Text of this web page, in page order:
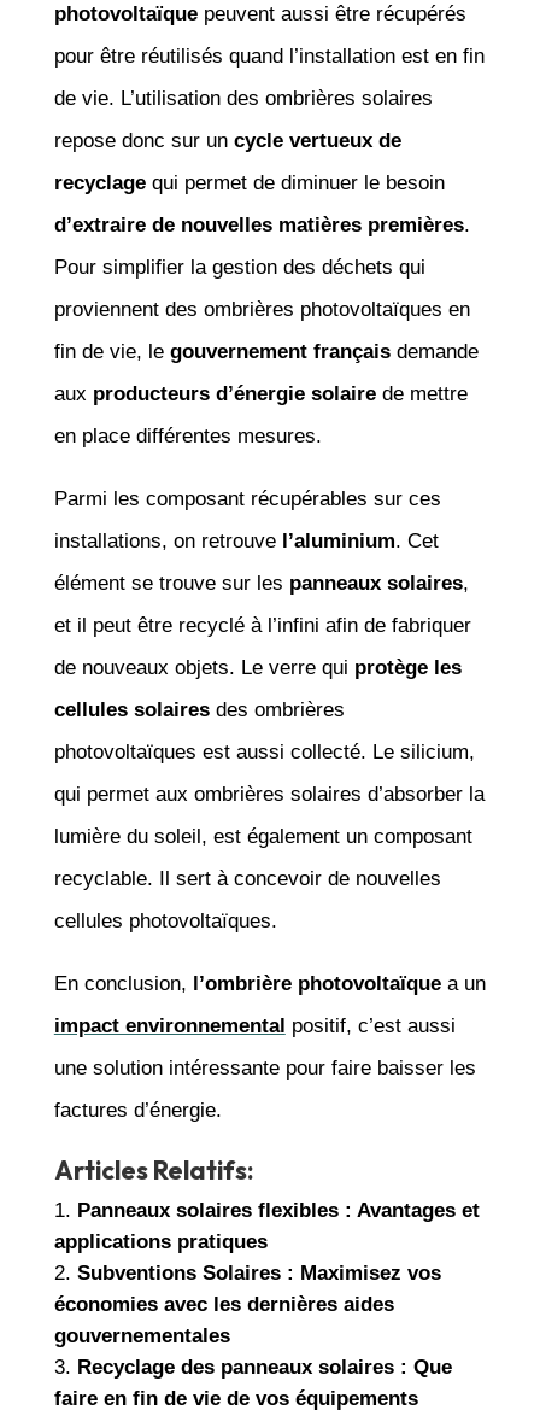
photovoltaïquepeuvent aussi être récupérés
pour être réutilisés quand l’installation est en fin
de vie. L’utilisation des ombrières solaires
repose donc sur un cycle vertueux de
recyclagequi permet de diminuer le besoin
d’extraire de nouvelles matières premières.
Pour simplifier la gestion des déchets qui
proviennent des ombrières photovoltaïques en
fin de vie, le gouvernement françaisdemande
aux producteurs d’énergie solairede mettre
en place différentes mesures.
Parmi les composant récupérables sur ces
installations, on retrouve l’aluminium. Cet
élément se trouve sur les panneaux solaires,
et il peut être recyclé à l’infini afin de fabriquer
de nouveaux objets. Le verre qui protège les
cellules solairesdes ombrières
photovoltaïques est aussi collecté. Le silicium,
qui permet aux ombrières solaires d’absorber la
lumière du soleil, est également un composant
recyclable. Il sert à concevoir de nouvelles
cellules photovoltaïques.
En conclusion, l’ombrière photovoltaïquea un
impact environnemental positif, c’est aussi
une solution intéressante pour faire baisser les
factures d’énergie.
Articles Relatifs:
Panneaux solaires flexibles : Avantages et
applications pratiques
Subventions Solaires : Maximisez vos
économies avec les dernières aides
gouvernementales
Recyclage des panneaux solaires : Que
faire en fin de vie de vos équipements